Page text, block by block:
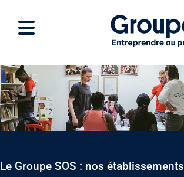
Le Groupe SOS : nos établissements